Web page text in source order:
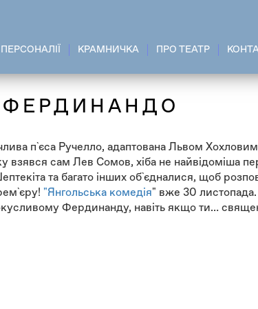
ПЕРСОНАЛІЇ КРАМНИЧКА ПРО ТЕАТР
ФЕРДИНАНДО
п`єса Ручелло, адаптована Львом
взявся сам Лев Сомов, хіба не найвідоміша
та багато інших об`єдналися, щоб
"Янгольська комедія" вже 30
Фердинанду, навіть якщо ти…